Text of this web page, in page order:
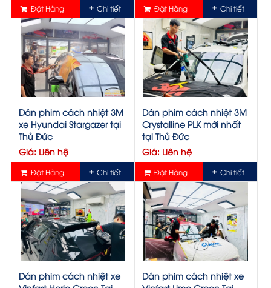
Đặt Hàng Chi tiết Đặt Hàng Chi tiết
Dán phim cách nhiệt 3M
xe Hyundai Stargazer tại
Thủ Đức
Giá: Liên hệ
Đặt Hàng Chi tiết
Dán phim cách nhiệt 3M
Crystalline PLK mới nhất
tại Thủ Đức
Giá: Liên hệ
Đặt Hàng Chi tiết
Dán phim cách nhiệt xe
Dán phim cách nhiệt xe